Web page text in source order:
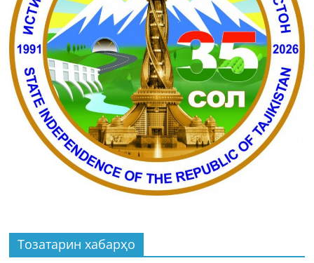
Тозатарин хабарҳо